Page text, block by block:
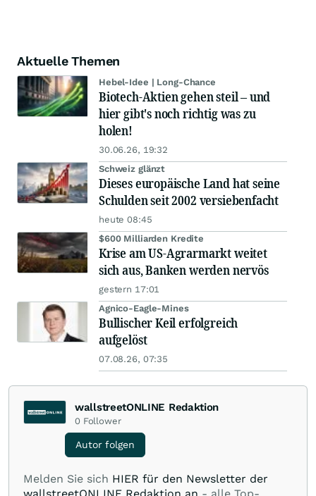
Aktuelle Themen
Hebel-Idee | Long-Chance
Biotech-Aktien gehen steil – und
hier gibt's noch richtig was zu
holen!
30.06.26, 19:32
Schweiz glänzt
Dieses europäische Land hat seine
Schulden seit 2002 versiebenfacht
heute 08:45
$600 Milliarden Kredite
Krise am US-Agrarmarkt weitet
sich aus, Banken werden nervös
gestern 17:01
Agnico-Eagle-Mines
Bullischer Keil erfolgreich
aufgelöst
07.08.26, 07:35
wallstreetONLINE Redaktion
0 Follower
Autor folgen
Melden Sie sich HIER für den Newsletter der